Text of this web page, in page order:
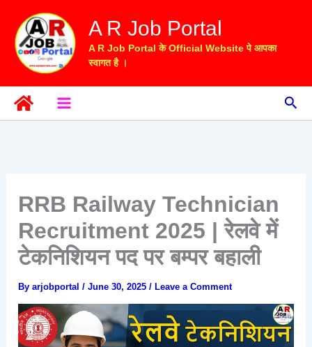
content
A R Job Portal
A R Job Portal के Official Website पे आपका
स्वागत है ।
RRB Railway Technician
Recruitment 2025 | रेलवे में
टेकनिशियन पद पर बम्पर बहाली
Byarjobportal/June 30, 2025/ Leave a Comment